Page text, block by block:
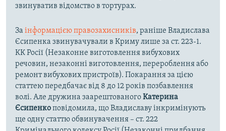
звинуватив відомство в тортурах.
За інформацією правозахисників, раніше Владислава
Єсипенка звинувачували в Криму лише за ст. 223-1.
КК Росії (Незаконне виготовлення вибухових
речовин, незаконні виготовлення, перероблення або
ремонт вибухових пристроїв). Покарання за цією
статтею передбачає від 8 до 12 років позбавлення
волі. Але дружина заарештованогоКатерина
Єсипенкоповідомила, що Владиславу інкримінують
ще одну статтю обвинувачення – ст. 222